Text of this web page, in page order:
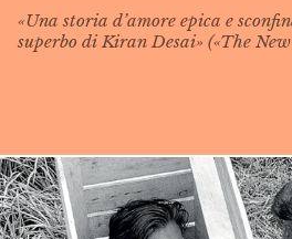
«Una storia d’amore epica e
superbo di Kiran Desai» («The New